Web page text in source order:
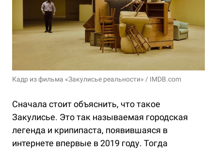
Кадр из фильма «Закулисье реальности» / IMDB.com
Сначала стоит объяснить, что такое
Закулисье. Это так называемая городская
легенда и крипипаста, появившаяся в
интернете впервые в 2019 году. Тогда